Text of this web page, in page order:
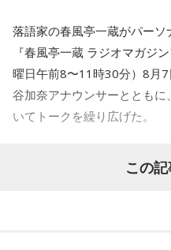
一同：（笑）。
寺内：実際、神職の方は大変
火曜 東貴博・黒沢かずこ（
ンサー）
水曜 春風亭昇太・乾貴美子
木曜 清水ミチコ・ナイツ
金曜 高田文夫・松村邦洋・
■ハッシュタグ：#ビバリー
落語家の春風亭一蔵がパー
『春風亭一蔵 ラジオマガジ
曜日午前8〜11時30分）8月
谷加奈アナウンサーととも
いてトークを繰り広げた。
この